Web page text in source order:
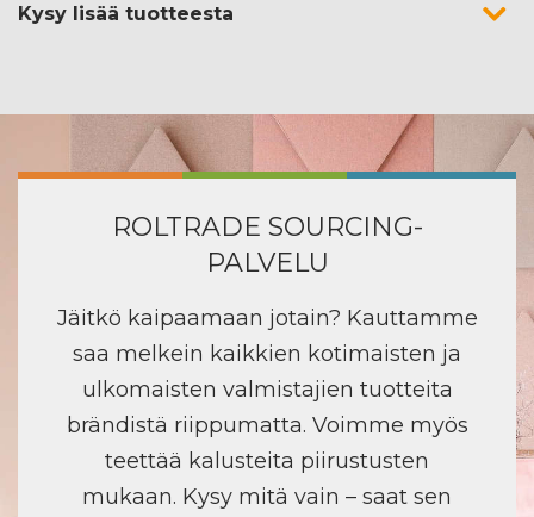
Kysy lisää tuotteesta
ROLTRADE SOURCING-
PALVELU
Jäitkö kaipaamaan jotain? Kauttamme
saa melkein kaikkien kotimaisten ja
ulkomaisten valmistajien tuotteita
brändistä riippumatta. Voimme myös
teettää kalusteita piirustusten
mukaan. Kysy mitä vain – saat sen